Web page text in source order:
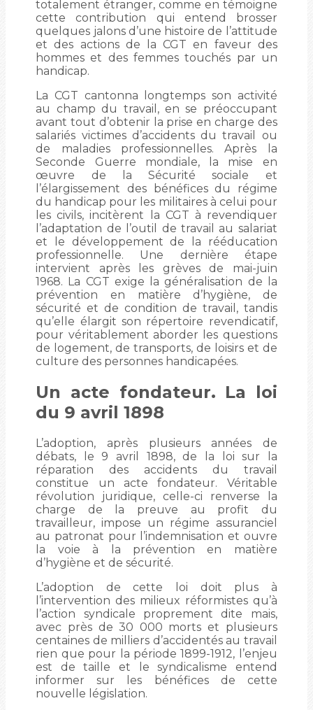
totalement étranger, comme en témoigne
cette contribution qui entend brosser
quelques jalons d’une histoire de l’attitude
et des actions de la CGT en faveur des
hommes et des femmes touchés par un
handicap.
La CGT cantonna longtemps son activité
au champ du travail, en se préoccupant
avant tout d’obtenir la prise en charge des
salariés victimes d’accidents du travail ou
de maladies professionnelles. Après la
Seconde Guerre mondiale, la mise en
œuvre de la Sécurité sociale et
l’élargissement des bénéfices du régime
du handicap pour les militaires à celui pour
les civils, incitèrent la CGT à revendiquer
l’adaptation de l’outil de travail au salariat
et le développement de la rééducation
professionnelle. Une dernière étape
intervient après les grèves de mai-juin
1968. La CGT exige la généralisation de la
prévention en matière d’hygiène, de
sécurité et de condition de travail, tandis
qu’elle élargit son répertoire revendicatif,
pour véritablement aborder les questions
de logement, de transports, de loisirs et de
culture des personnes handicapées.
Un acte fondateur. La loi
du 9 avril 1898
L’adoption, après plusieurs années de
débats, le 9 avril 1898, de la loi sur la
réparation des accidents du travail
constitue un acte fondateur. Véritable
révolution juridique, celle-ci renverse la
charge de la preuve au profit du
travailleur, impose un régime assuranciel
au patronat pour l’indemnisation et ouvre
la voie à la prévention en matière
d’hygiène et de sécurité.
L’adoption de cette loi doit plus à
l’intervention des milieux réformistes qu’à
l’action syndicale proprement dite mais,
avec près de 30 000 morts et plusieurs
centaines de milliers d’accidentés au travail
rien que pour la période 1899-1912, l’enjeu
est de taille et le syndicalisme entend
informer sur les bénéfices de cette
nouvelle législation.